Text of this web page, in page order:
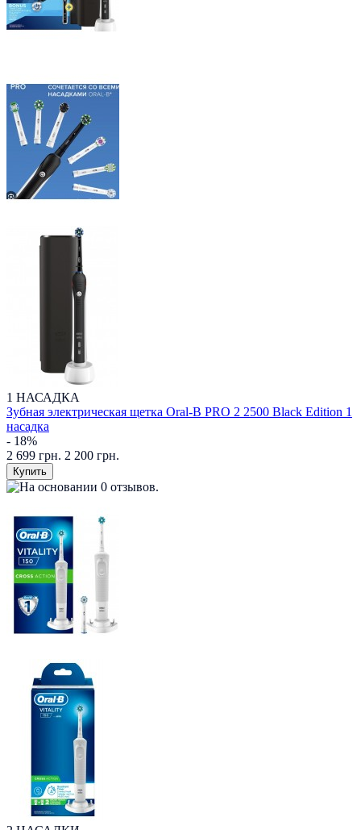
1 НАСАДКА
Зубная электрическая щетка Oral-B PRO 2 2500 Black Edition 1
насадка
- 18%
2 699 грн. 2 200 грн.